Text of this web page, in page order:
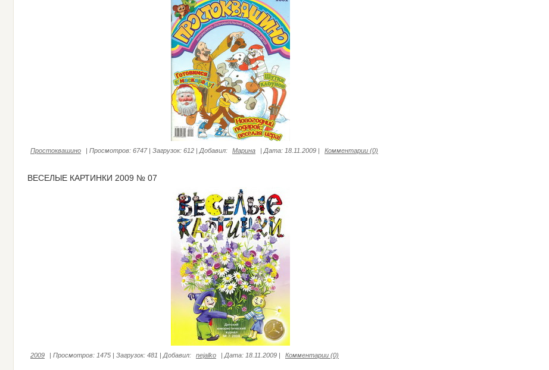
Простоквашино | Просмотров: 6747| Загрузок: 612 | Добавил: Марина | Дата: 18.11.2009 | Комментарии (0)
ВЕСЕЛЫЕ КАРТИНКИ 2009 № 07
2009 | Просмотров: 1475 | Загрузок: 481 | Добавил: nejalko | Дата: 18.11.2009 | Комментарии (0)